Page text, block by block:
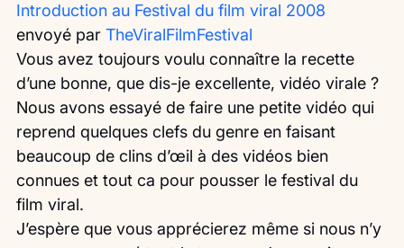
Introduction au Festival du film viral 2008
envoyé par TheViralFilmFestival
Vous avez toujours voulu connaître la recette
d’une bonne, que dis-je excellente, vidéo virale ?
Nous avons essayé de faire une petite vidéo qui
reprend quelques clefs du genre en faisant
beaucoup de clins d’œil à des vidéos bien
connues et tout ca pour pousser le festival du
film viral.
J’espère que vous apprécierez même si nous n’y